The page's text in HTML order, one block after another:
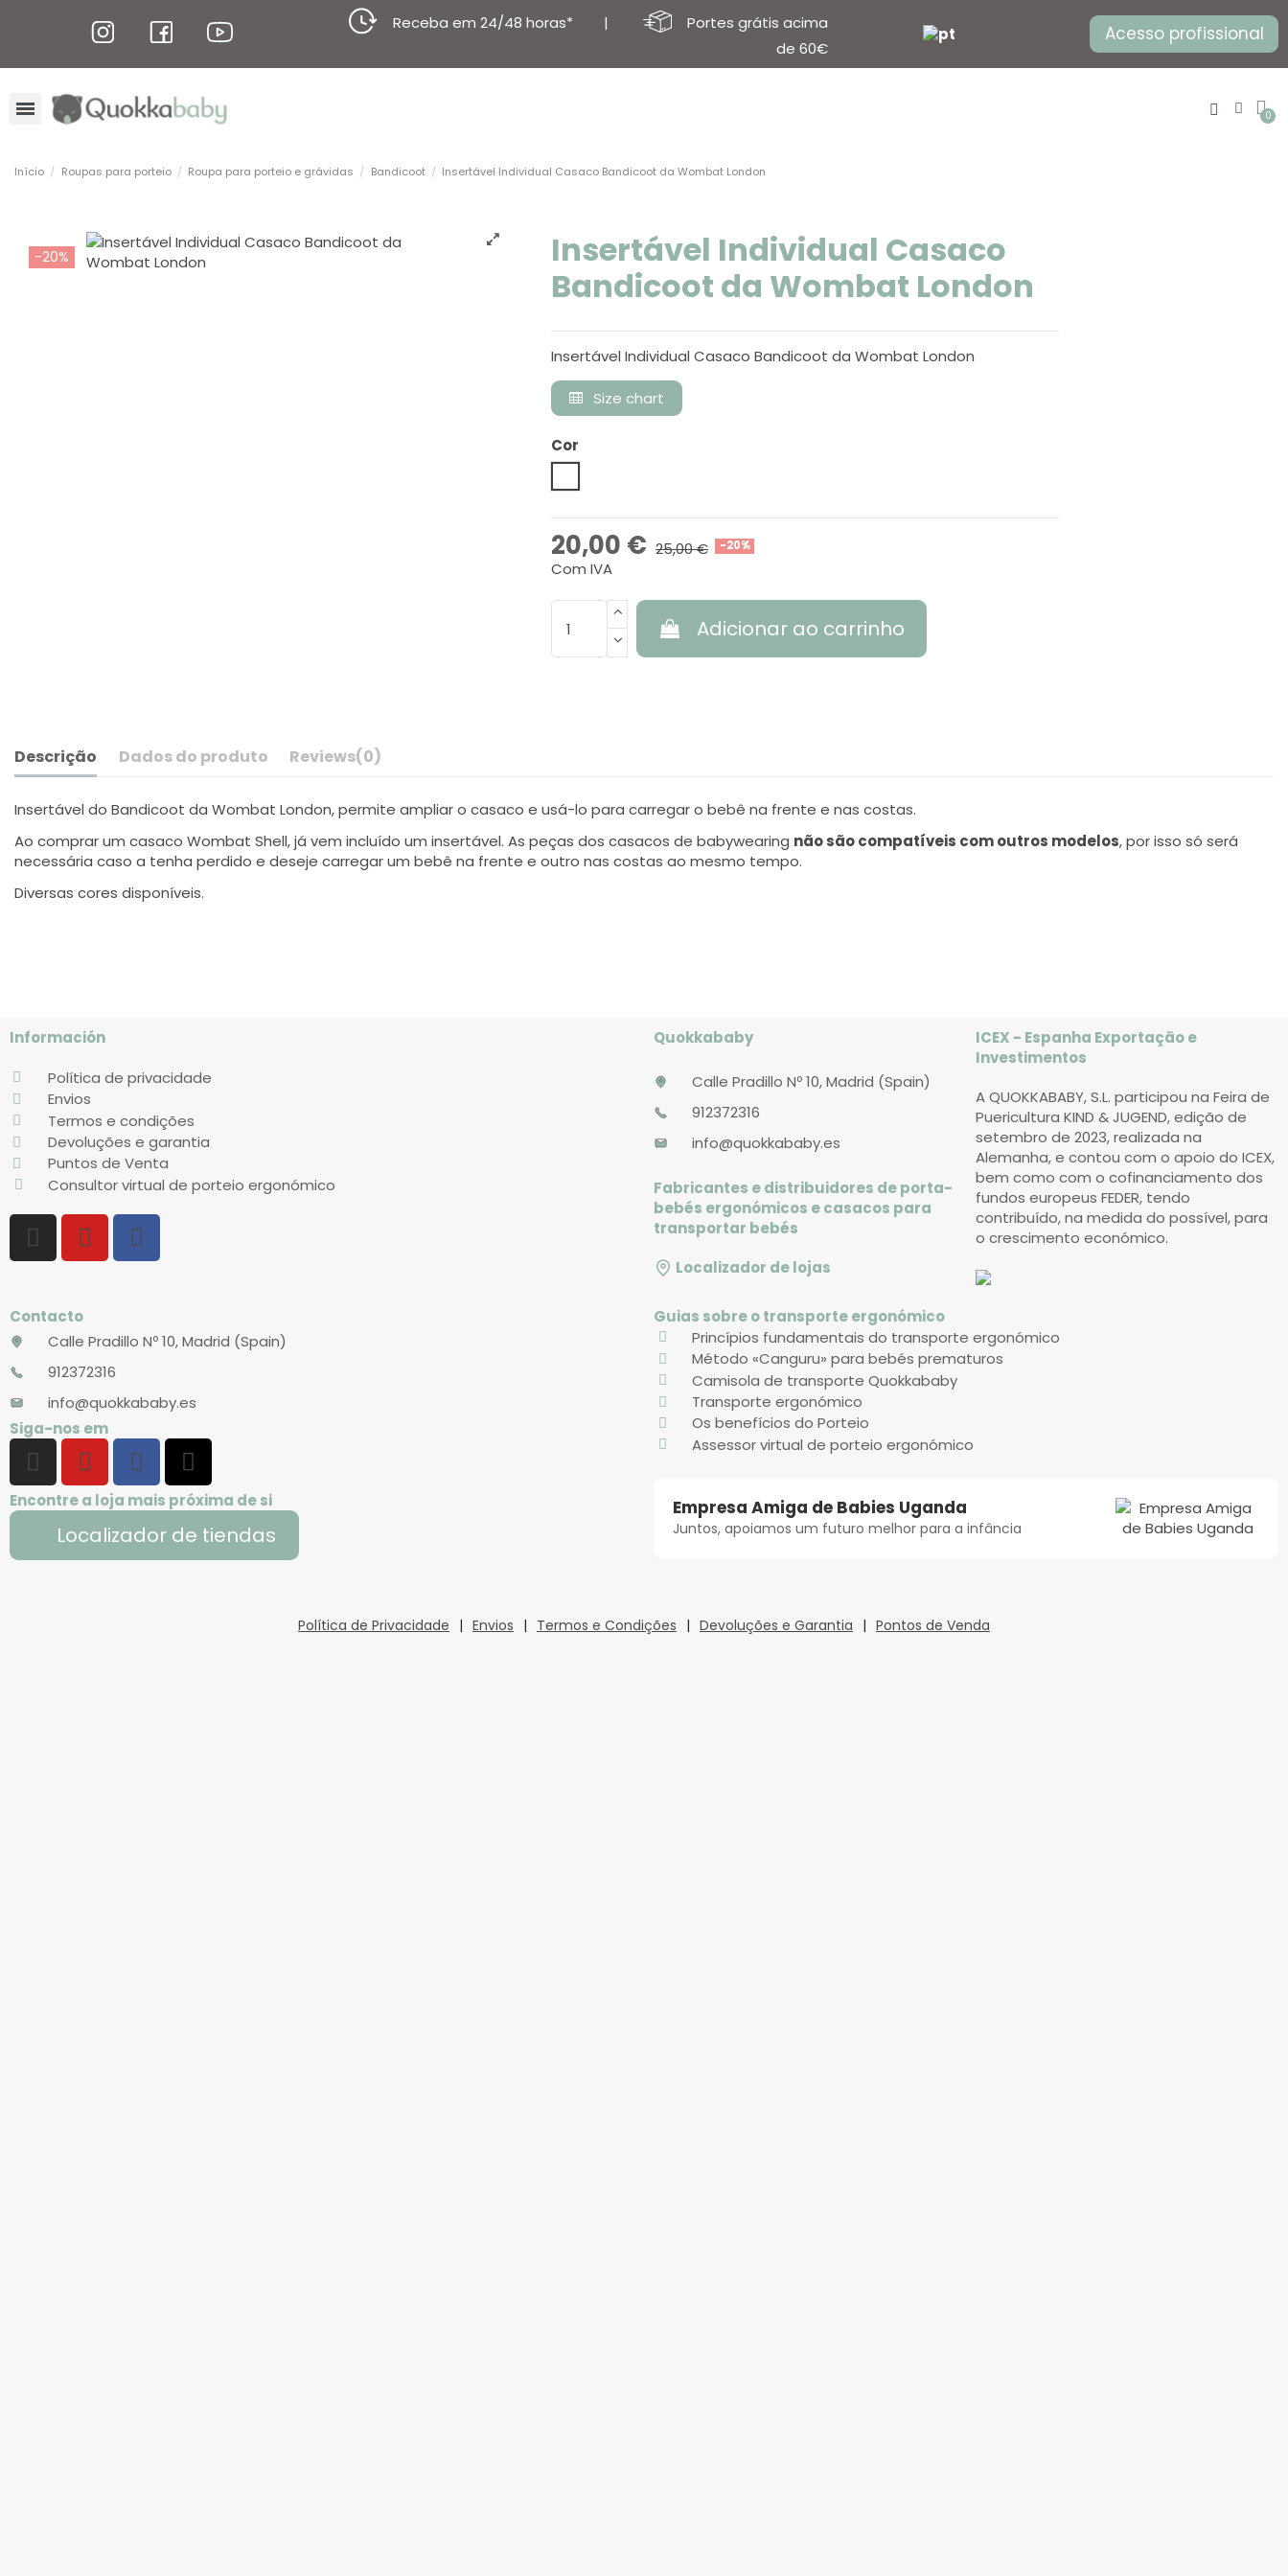
Receba em 24/48 horas* |
Portes grátis acima
de 60€
Acesso profissional
buscando?
Início Roupas para porteio Roupa para porteio e grávidas Bandicoot Insertável Individual Casaco Bandicoot da Wombat London
-20%
Insertável Individual Casaco
Bandicoot da Wombat London
Insertável Individual Casaco Bandicoot da Wombat London
Size chart
Cor
20,00 € 25,00 € -20%
Com IVA
Adicionar ao carrinho
Descrição Dados do produto Reviews(0)
Insertável do Bandicoot da Wombat London, permite ampliar o casaco e usá-lo para carregar o bebê na frente e nas costas.
Ao comprar um casaco Wombat Shell, já vem incluído um insertável. As peças dos casacos de babywearing não são compatíveis com outros modelos, por isso só será
necessária caso a tenha perdido e deseje carregar um bebê na frente e outro nas costas ao mesmo tempo.
Diversas cores disponíveis.
Información
Política de privacidade
Envios
Termos e condições
Devoluções e garantia
Puntos de Venta
Consultor virtual de porteio ergonómico
Quokkababy
Calle Pradillo Nº 10, Madrid (Spain)
912372316
info@quokkababy.es
Fabricantes e distribuidores de porta-
bebés ergonómicos e casacos para
transportar bebés
Localizador de lojas
ICEX - Espanha Exportação e
Investimentos
A QUOKKABABY, S.L. participou na Feira de
Puericultura KIND & JUGEND, edição de
setembro de 2023, realizada na
Alemanha, e contou com o apoio do ICEX,
bem como com o cofinanciamento dos
fundos europeus FEDER, tendo
contribuído, na medida do possível, para
o crescimento económico.
Contacto
Calle Pradillo Nº 10, Madrid (Spain)
912372316
info@quokkababy.es
Siga-nos em
Encontre a loja mais próxima de si
Localizador de tiendas
Guias sobre o transporte ergonómico
Princípios fundamentais do transporte ergonómico
Método «Canguru» para bebés prematuros
Camisola de transporte Quokkababy
Transporte ergonómico
Os benefícios do Porteio
Assessor virtual de porteio ergonómico
Empresa Amiga de Babies Uganda
Juntos, apoiamos um futuro melhor para a infância
Política de Privacidade | Envios | Termos e Condições | Devoluções e Garantia | Pontos de Venda